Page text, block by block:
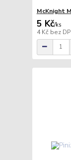
McKnight
5 Kč/ks
4 Kč bez